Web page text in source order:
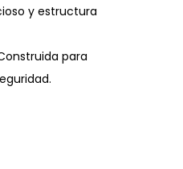
y estructura
para